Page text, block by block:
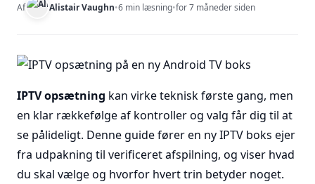
Af Alistair Vaughn•6 min læsning•for 7 måneder siden
IPTV opsætning kan virke teknisk første gang, men
en klar rækkefølge af kontroller og valg får dig til at
se pålideligt. Denne guide fører en ny IPTV boks ejer
fra udpakning til verificeret afspilning, og viser hvad
du skal vælge og hvorfor hvert trin betyder noget.